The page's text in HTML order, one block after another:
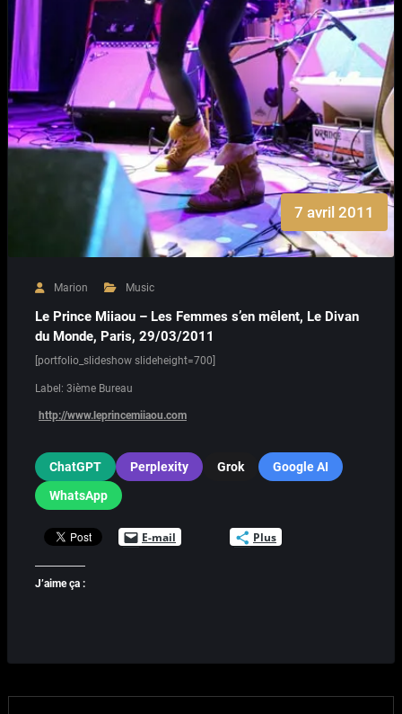
7 avril 2011
Marion Music
Le Prince Miiaou – Les Femmes s’en mêlent, Le Divan
du Monde, Paris, 29/03/2011
[portfolio_slideshow slideheight=700]
Label: 3ième Bureau
http://www.leprincemiiaou.com
ChatGPT Perplexity Grok
Google AI
WhatsApp
E-mail Plus
J’aime ça :